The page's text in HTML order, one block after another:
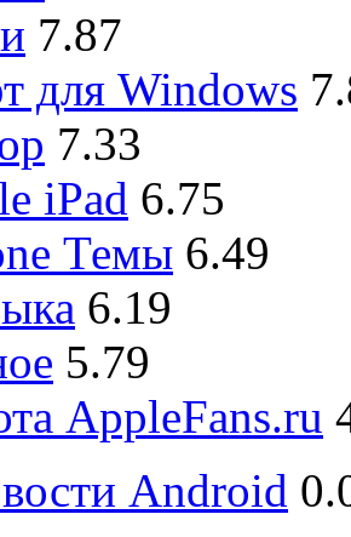
7.87
для Windows
7.33
iPad 6.75
Темы 6.49
6.19
5.79
AppleFans.ru
Android